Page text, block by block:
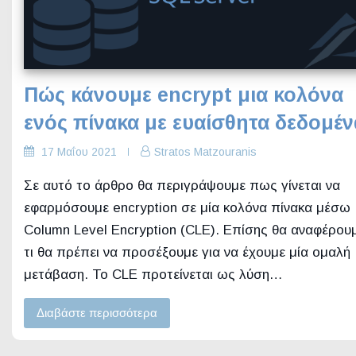
Πώς κάνουμε encrypt μια κολόνα
ενός πίνακα με ευαίσθητα
17 Μαΐου 2021 Stratos Matzouranis
Σε αυτό το άρθρο θα περιγράψουμε πως γίνεται να
εφαρμόσουμε encryption σε μία κολόνα πίνακα μέσω
Column Level Encryption (CLE). Επίσης θα
τι θα πρέπει να προσέξουμε για να έχουμε μία ομαλή
μετάβαση. Το CLE προτείνεται ως λύση…
Διαβάστε περισσότερα